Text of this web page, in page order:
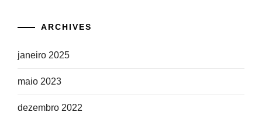
ARCHIVES
janeiro 2025
maio 2023
dezembro 2022